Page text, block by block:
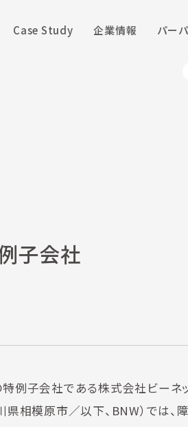
Case Study 企業情報 パー
子会社
例子会社である株式会社ビーネ
県相模原市／以下、BNW）では、